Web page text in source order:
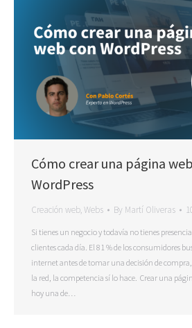
Cómo crear una página
WordPress
Creación web,Webs By Martí Oliveras
Si tienes un negocio y todavía no tienes
clientes cada día. El 81 % de los consumidores
internet antes de tomar una decisión de
la red, la competencia sí lo hace. Crear una
hoy una de…